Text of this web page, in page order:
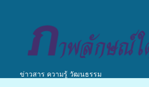
ข่าวสาร ความรู้ วัฒนธรรม